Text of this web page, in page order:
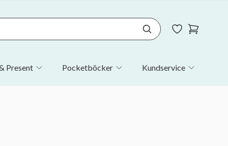
Present Pocketböcker Kundservice